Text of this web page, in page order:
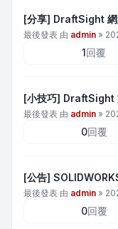
[分享] DraftSight 網
最後發表 由 admin »
1回覆
[小技巧] DraftSight
最後發表 由 admin »
0回覆
[公告]
最後發表 由 admin »
0回覆